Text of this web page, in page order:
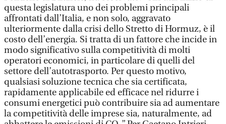
questa legislatura uno dei problemi principali
affrontati dall’Italia, e non solo, aggravato
ulteriormente dalla crisi dello Stretto di Hormuz, è il
costo dell’energia. Si tratta di un fattore che incide in
modo significativo sulla competitività di molti
operatori economici, in particolare di quelli del
settore dell’autotrasporto. Per questo motivo,
qualsiasi soluzione tecnica che sia certificata,
rapidamente applicabile ed efficace nel ridurre i
consumi energetici può contribuire sia ad aumentare
la competitività delle imprese sia, naturalmente, ad